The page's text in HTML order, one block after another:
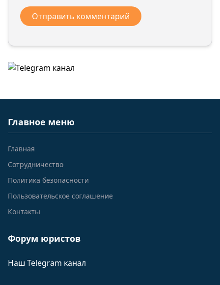
Главное меню
Главная
Сотрудничество
Политика безопасности
Пользовательское соглашение
Контакты
Форум юристов
Наш Telegram канал